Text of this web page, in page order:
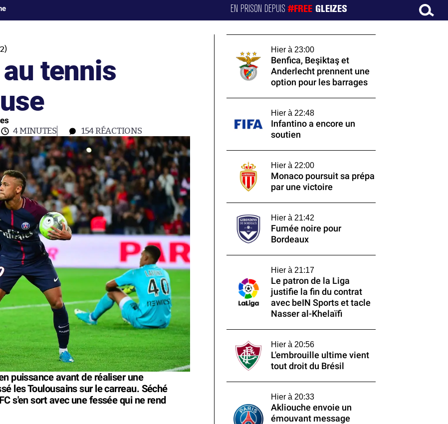
EN PRISON DEPUIS#FREE GLEIZES
tennis
4 MINUTES 154RÉACTIONS
puissance avant de réaliser une
les Toulousains sur le carreau. Séché
s'en sort avec une fessée qui ne rend
Hier à 23:00
Benfica, Beşiktaş et
Anderlecht prennent une
option pour les barrages
Hier à 22:48
Infantino a encore un
soutien
Hier à 22:00
Monaco poursuit sa prépa
par une victoire
Hier à 21:42
Fumée noire pour
Bordeaux
Hier à 21:17
Le patron de la Liga
justifie la fin du contrat
avec beIN Sports et tacle
Nasser al-Khelaïfi
Hier à 20:56
L'embrouille ultime vient
tout droit du Brésil
Hier à 20:33
Akliouche envoie un
émouvant message